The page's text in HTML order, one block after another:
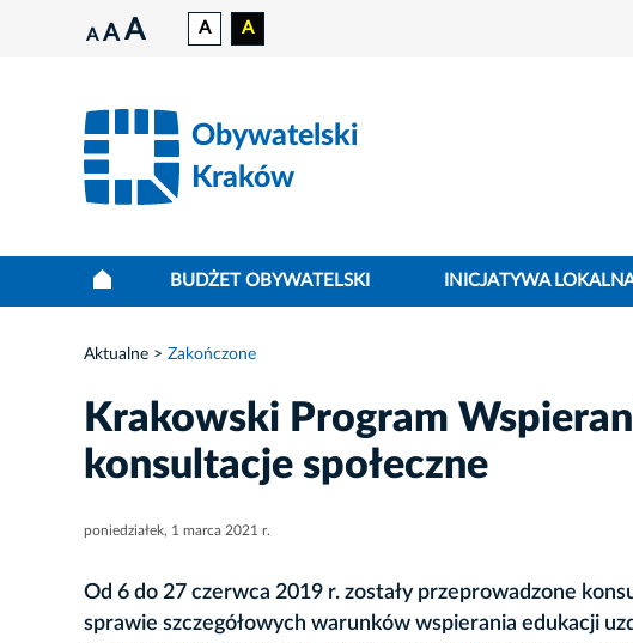
A A A A A
Obywatelski
Kraków
BUDŻET OBYWATELSKI INICJATYWA
Aktualne Zakończone
Krakowski Program
konsultacje społeczne
poniedziałek, 1 marca 2021 r.
Od 6 do 27 czerwca 2019 r. zostały przeprowadzone
sprawie szczegółowych warunków wspierania edukacji